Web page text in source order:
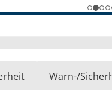
Warn-/